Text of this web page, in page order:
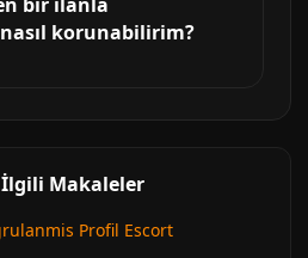
nasıl korunabilirim?
Makaleler
Profil Escort